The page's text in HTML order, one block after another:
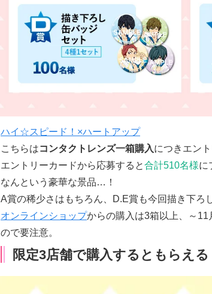
ハイ☆スピード！×ハートアップ
こちらはコンタクトレンズ一箱購入につきエン
エントリーカードから応募すると合計510名様に
なんという豪華な景品…！
A賞の稀少さはもちろん、D.E賞も今回描き下ろ
オンラインショップからの購入は3箱以上、～
ので要注意。
限定3店舗で購入するともらえる